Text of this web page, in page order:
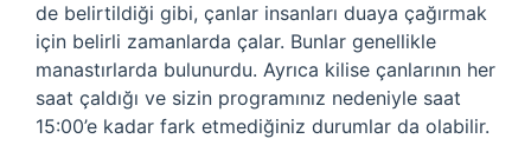
de belirtildiği gibi, çanlar insanları duaya çağırmak
için belirli zamanlarda çalar. Bunlar genellikle
manastırlarda bulunurdu. Ayrıca kilise çanlarının her
saat çaldığı ve sizin programınız nedeniyle saat
15:00’e kadar fark etmediğiniz durumlar da olabilir.